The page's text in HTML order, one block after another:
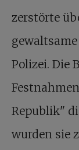
zerstörte
Polizei. Die
Republik"
wurden sie